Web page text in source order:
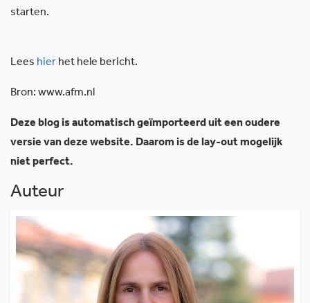
starten.
Lees hier het hele bericht.
Bron: www.afm.nl
Deze blog is automatisch geïmporteerd uit een oudere
versie van deze website. Daarom is de lay-out mogelijk
niet perfect.
Auteur